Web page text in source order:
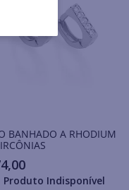
BANHADO A RHODIUM
,00
Produto Indisponível